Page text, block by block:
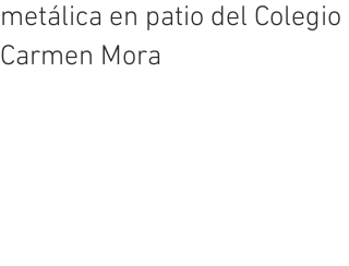
metálica en patio del Colegio
Carmen Mora